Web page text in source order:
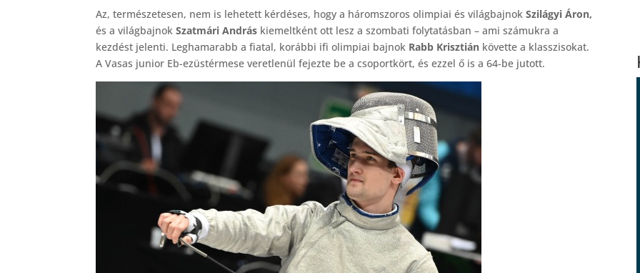
Az, természetesen, nem is lehetett kérdéses, hogy a háromszoros olimpiai és világbajnokSzilágyi Áron,
és a világbajnokSzatmári András kiemeltként ott lesz a szombati folytatásban – ami számukra a
kezdést jelenti. Leghamarabb a fiatal, korábbi ifi olimpiai bajnok Rabb Krisztián követte a klasszisokat.
A Vasas junior Eb-ezüstérmese veretlenül fejezte be a csoportkört, és ezzel ő is a 64-be jutott.